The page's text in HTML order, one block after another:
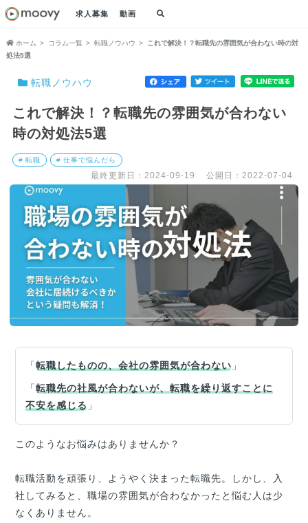
求人募集 動画
ホーム コラム一覧 転職ノウハウ
これで解決！？転職先の雰囲気が合わない時の対
処法5選
転職ノウハウ
これで解決！？転職先の雰囲気が合わない
時の対処法5選
# 転職 # 仕事で悩んだら
最終更新日：2024-09-19 公開日：2022-07-04
「転職したものの、会社の雰囲気が合わない 」
「転職先の社風が合わないが、転職を繰り返すことに
不安を感じる 」
このようなお悩みはありませんか？
転職活動を頑張り、ようやく決まった転職先。しかし、入
社してみると、職場の雰囲気が合わなかったと悩む人は少
なくありません。